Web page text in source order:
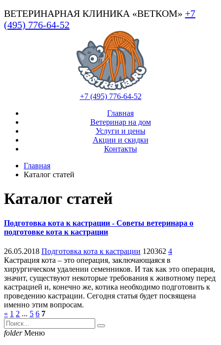
ВЕТЕРИНАРНАЯ КЛИНИКА «ВЕТКОМ» +7
(495) 776-64-52
+7 (495) 776-64-52
Главная
Ветеринар на дом
Услуги и цены
Акции и скидки
Контакты
Главная
Каталог статей
Каталог статей
Подготовка кота к кастрации - Советы ветеринара о
подготовке кота к кастрации
26.05.2018 Подготовка кота к кастрации 120362 4
Кастрация кота – это операция, заключающаяся в
хирургическом удалении семенников. И так как это операция,
значит, существуют некоторые требования к животному перед
кастрацией и, конечно же, котика необходимо подготовить к
проведению кастрации. Сегодня статья будет посвящена
именно этим вопросам.
« 1 2 ... 5 6 7
folderМеню